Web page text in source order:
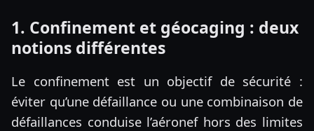
1. Confinement et géocaging : deux
notions différentes
Le confinement est un objectif de sécurité :
éviter qu’une défaillance ou une combinaison de
défaillances conduise l’aéronef hors des limites